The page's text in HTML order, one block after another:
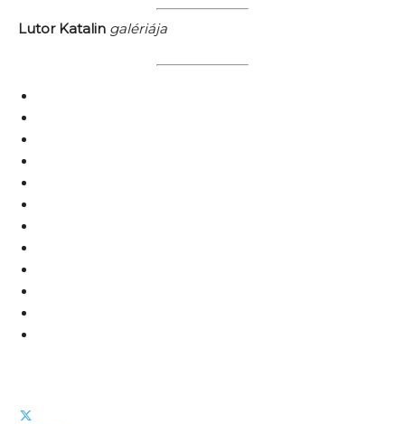
Lutor Katalin galériája